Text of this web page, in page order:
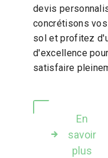
devis
concrétisons
sol et profitez
d'excellence
satisfaire
En
savoir
plus